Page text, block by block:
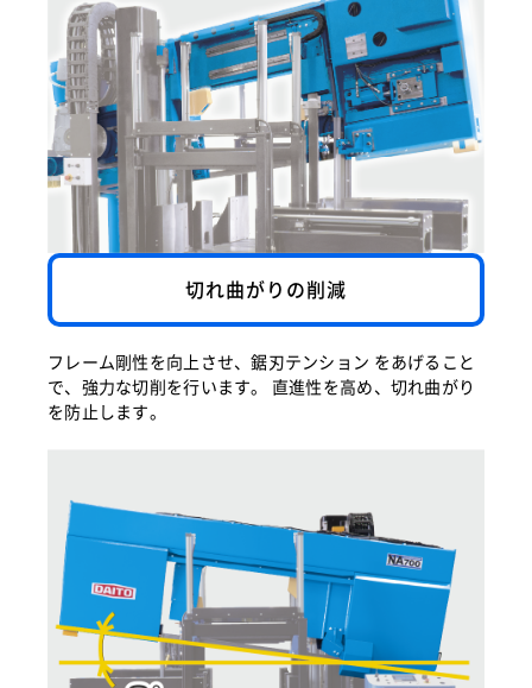
切れ曲がりの削減
フレーム剛性を向上させ、鋸刃テンション をあげること
で、強力な切削を行います。 直進性を高め、切れ曲がり
を防止します。